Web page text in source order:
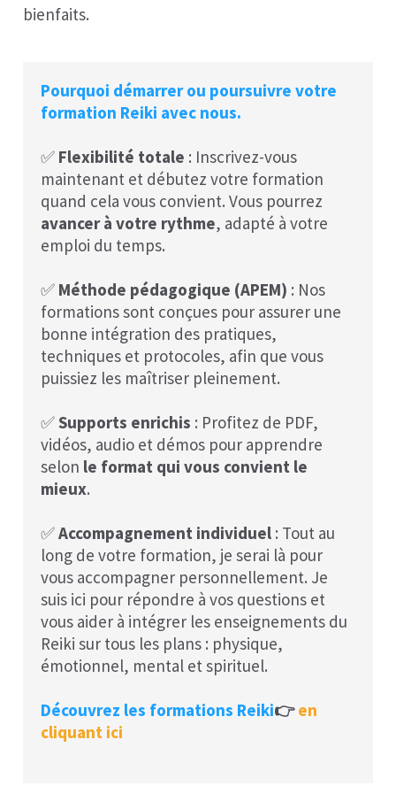
bienfaits.
Pourquoi démarrer ou poursuivre votre
formation Reiki avec nous.
✅ Flexibilité totale : Inscrivez-vous
maintenant et débutez votre formation
quand cela vous convient. Vous pourrez
avancer à votre rythme, adapté à votre
emploi du temps.
✅ Méthode pédagogique (APEM) : Nos
formations sont conçues pour assurer une
bonne intégration des pratiques,
techniques et protocoles, afin que vous
puissiez les maîtriser pleinement.
✅Supports enrichis : Profitez de PDF,
vidéos, audio et démos pour apprendre
selon le format qui vous convient le
mieux.
✅Accompagnement individuel : Tout au
long de votre formation, je serai là pour
vous accompagner personnellement. Je
suis ici pour répondre à vos questions et
vous aider à intégrer les enseignements du
Reiki sur tous les plans : physique,
émotionnel, mental et spirituel.
Découvrez les formations Reiki👉en
cliquant ici